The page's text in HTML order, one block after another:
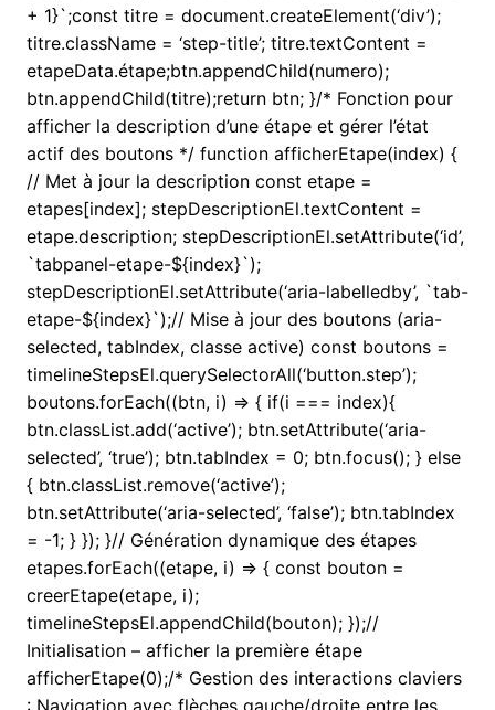
+ 1}`;const titre = document.createElement(‘div’);
titre.className = ‘step-title’; titre.textContent =
etapeData.étape;btn.appendChild(numero);
btn.appendChild(titre);return btn; }/* Fonction pour
afficher la description d’une étape et gérer l’état
actif des boutons */ function afficherEtape(index) {
// Met à jour la description const etape =
etapes[index]; stepDescriptionEl.textContent =
etape.description; stepDescriptionEl.setAttribute(‘id’,
`tabpanel-etape-${index}`);
stepDescriptionEl.setAttribute(‘aria-labelledby’, `tab-
etape-${index}`);// Mise à jour des boutons (aria-
selected, tabIndex, classe active) const boutons =
timelineStepsEl.querySelectorAll(‘button.step’);
boutons.forEach((btn, i) => { if(i === index){
btn.classList.add(‘active’); btn.setAttribute(‘aria-
selected’, ‘true’); btn.tabIndex = 0; btn.focus(); } else
{ btn.classList.remove(‘active’);
btn.setAttribute(‘aria-selected’, ‘false’); btn.tabIndex
= -1; } }); }// Génération dynamique des étapes
etapes.forEach((etape, i) => { const bouton =
creerEtape(etape, i);
timelineStepsEl.appendChild(bouton); });//
Initialisation – afficher la première étape
afficherEtape(0);/* Gestion des interactions claviers
: Navigation avec flèches gauche/droite entre les